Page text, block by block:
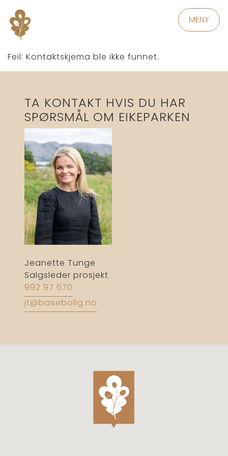
MENY
Feil: Kontaktskjema ble ikke funnet.
TA KONTAKT HVIS DU HAR
SPØRSMÅL OM EIKEPARKEN
Jeanette Tunge
Salgsleder prosjekt
992 97 670
jt@basebolig.no